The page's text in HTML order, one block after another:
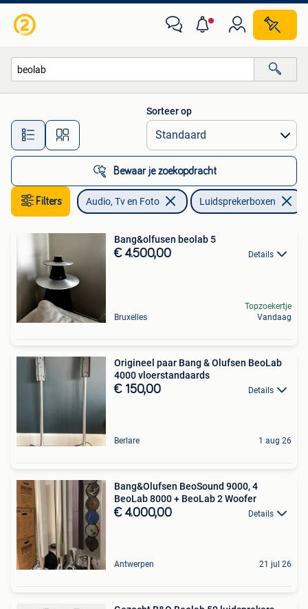
Alle afstanden…
Sorteer op
Bewaar je zoekopdracht
Filters Audio, Tv en Foto Luidsprekerboxen
Bang&olfusen beolab 5
€ 4.500,00 Details
Bruxelles
Topzoekertje
Vandaag
Origineel paar Bang & Olufsen BeoLab
4000 vloerstandaards
€ 150,00 Details
Berlare 1 aug 26
Bang&Olufsen BeoSound 9000, 4
BeoLab 8000 + BeoLab 2 Woofer
€ 4.000,00 Details
Antwerpen 21 jul 26